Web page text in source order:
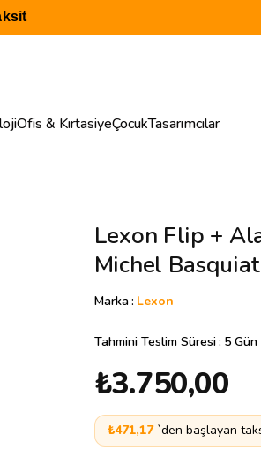
Ofis & KırtasiyeÇocukTasarımcılar
Lexon Flip +
Michel
Marka: Lexon
Tahmini Teslim Süresi: 5 Gün
₺3.750,00
₺471,17 `den başlayan